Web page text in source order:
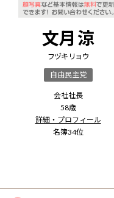
文月 涼
フヅキ リョウ
自由民主党
会社社長
58歳
詳細・プロフィール
名簿34位